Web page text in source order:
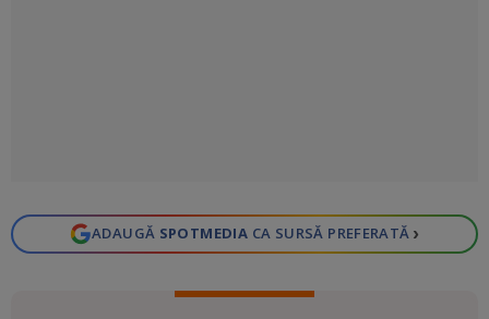
ADAUGĂ SPOTMEDIA CA SURSĂ PREFERATĂ ›